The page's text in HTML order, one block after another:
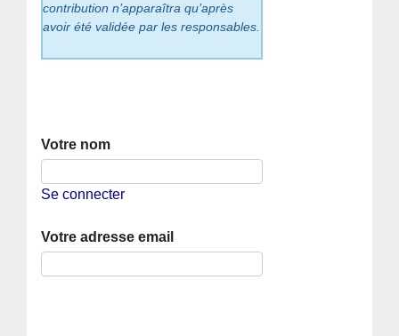
contribution n’apparaîtra qu’après
avoir été validée par les responsables.
Votre nom
Se connecter
Votre adresse email